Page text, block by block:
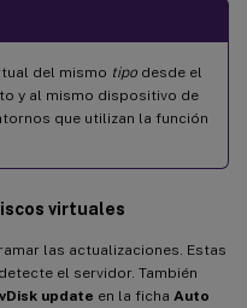
del mismo tipo desde el
y al mismo dispositivo de
que utilizan la función
virtuales
las actualizaciones. Estas
el servidor. También
update en la ficha Auto